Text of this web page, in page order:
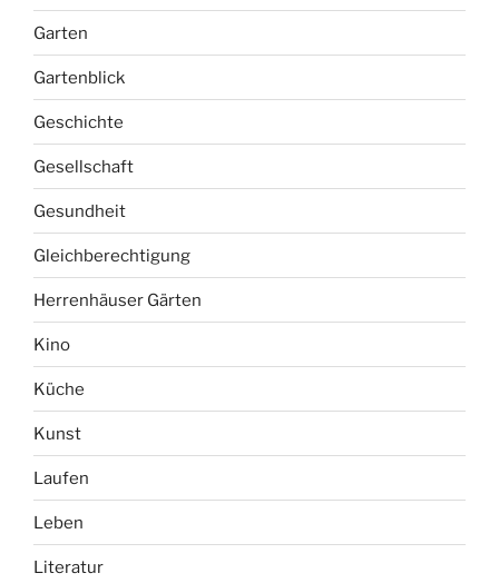
Garten
Gartenblick
Geschichte
Gesellschaft
Gesundheit
Gleichberechtigung
Herrenhäuser Gärten
Kino
Küche
Kunst
Laufen
Leben
Literatur